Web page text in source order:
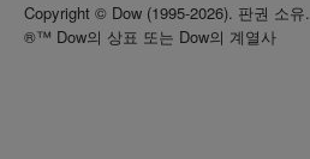
Copyright © Dow (1995-2026). 판권 소유.
®™ Dow의 상표 또는 Dow의 계열사